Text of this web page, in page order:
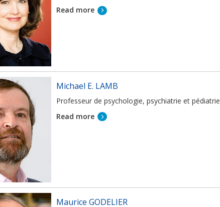
Read more
Michael E. LAMB
Professeur de psychologie, psychiatrie et pédiatrie
Read more
Maurice GODELIER